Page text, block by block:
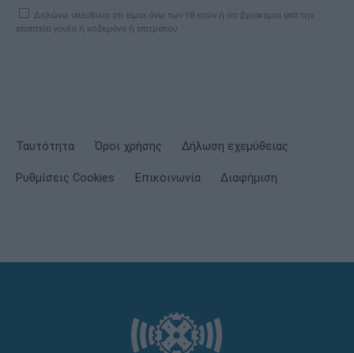
Δηλώνω υπεύθυνα ότι είμαι άνω των 18 ετών ή ότι βρίσκομαι υπό την
εποπτεία γονέα ή κηδεμόνα ή επιτρόπου
Ταυτότητα Όροι χρήσης Δήλωση εχεμύθειας
Ρυθμίσεις Cookies Επικοινωνία Διαφήμιση